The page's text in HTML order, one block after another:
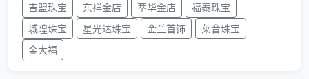
吉盟珠宝
东祥金店 萃华金店
福泰珠宝
城隍珠宝
星光达珠宝 金兰首饰
莱音珠宝
金大福